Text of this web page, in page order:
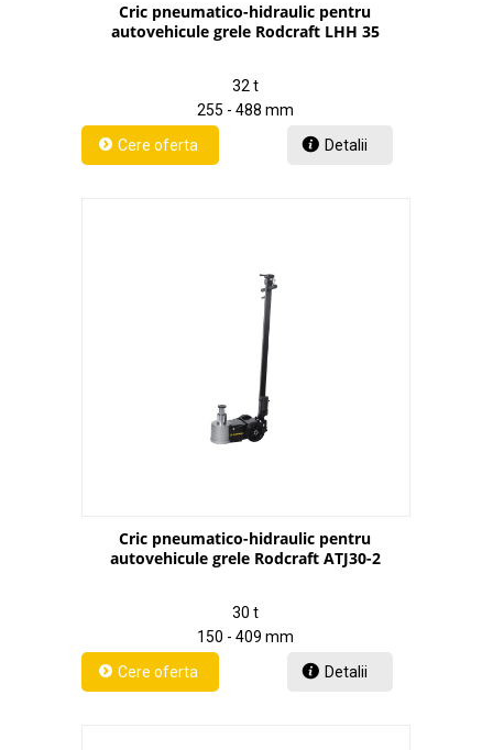
Cric pneumatico-hidraulic pentru
autovehicule grele Rodcraft LHH 35
32 t
255 - 488 mm
Detalii
Cric pneumatico-hidraulic pentru
autovehicule grele Rodcraft ATJ30-2
30 t
150 - 409 mm
Detalii